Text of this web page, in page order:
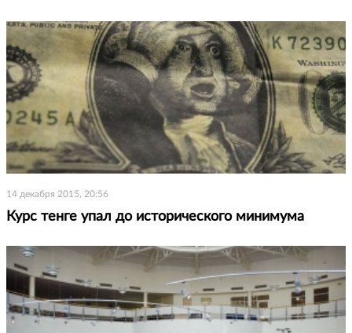
14 декабря 2015, 20:56
Курс тенге упал до исторического минимума